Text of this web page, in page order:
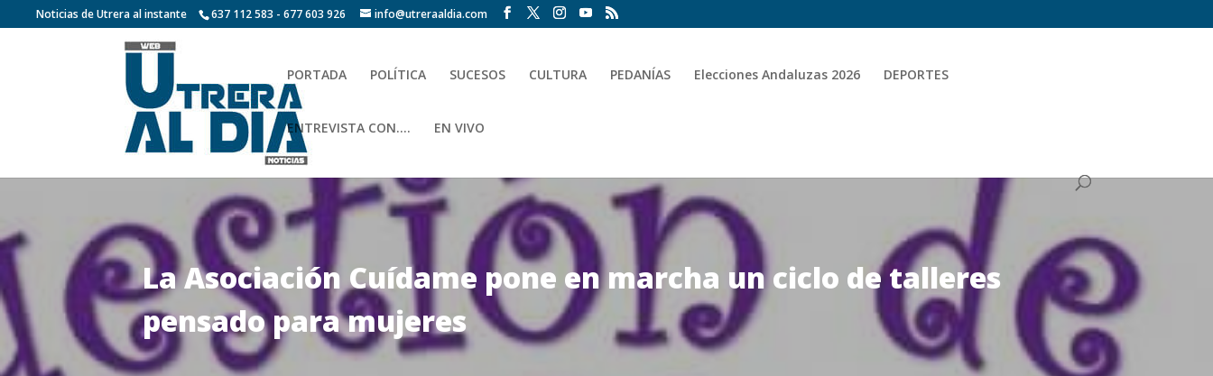
Noticias de Utrera al instante 637 112 583 - 677 603 926 info@utreraaldia.com
PORTADA POLÍTICA SUCESOS CULTURA PEDANÍAS Elecciones Andaluzas 2026 DEPORTES
ENTREVISTA CON…. EN VIVO
La Asociación Cuídame pone en marcha un ciclo de talleres
pensado para mujeres